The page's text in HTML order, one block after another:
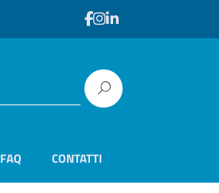
FAQ CONTATTI